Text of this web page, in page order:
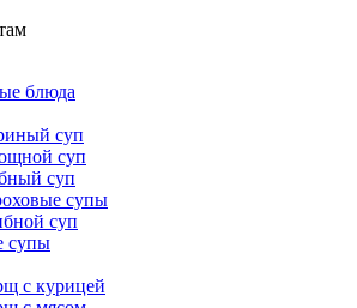
блюда
суп
суп
суп
супы
суп
супы
с курицей